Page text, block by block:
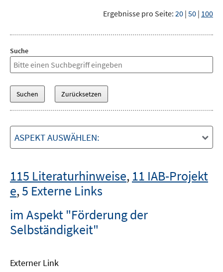
Ergebnisse pro Seite: 20 | 50 | 100
Suche
ASPEKT AUSWÄHLEN:
115 Literaturhinweise, 11 IAB-Projekt
e,5 Externe Links
im Aspekt "Förderung der
Selbständigkeit"
Externer Link